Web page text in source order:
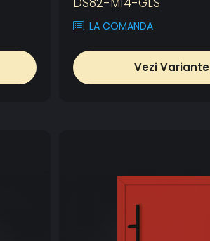
LA COMANDA
Vezi Variante